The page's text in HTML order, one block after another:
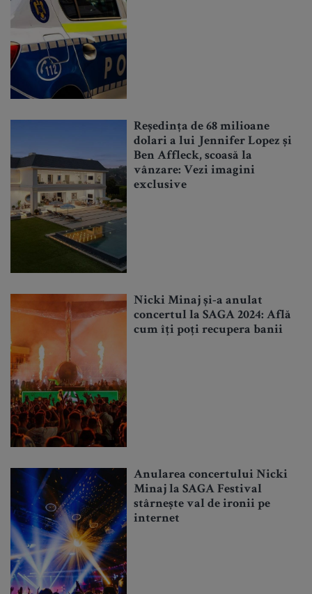
Reședința de 68 milioane
dolari a lui Jennifer Lopez și
Ben Affleck, scoasă la
vânzare: Vezi imagini
exclusive
Nicki Minaj și-a anulat
concertul la SAGA 2024: Află
cum îți poți recupera banii
Anularea concertului Nicki
Minaj la SAGA Festival
stârnește val de ironii pe
internet